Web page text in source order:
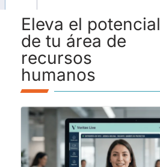
Eleva el potencial
de tu área de
recursos
humanos